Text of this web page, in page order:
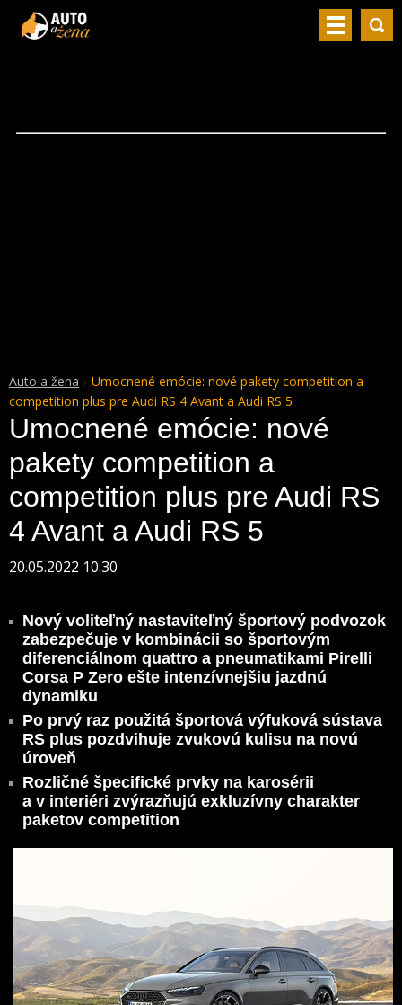
Auto a žena
Umocnené emócie: nové pakety competition a
competition plus pre Audi RS 4 Avant a Audi RS 5
Umocnené emócie: nové
pakety competition a
competition plus pre Audi RS
4 Avant a Audi RS 5
20.05.2022 10:30
Nový voliteľný nastaviteľný športový podvozok
zabezpečuje v kombinácii so športovým
diferenciálnom quattro a pneumatikami Pirelli
Corsa P Zero ešte intenzívnejšiu jazdnú
dynamiku
Po prvý raz použitá športová výfuková sústava
RS plus pozdvihuje zvukovú kulisu na novú
úroveň
Rozličné špecifické prvky na karosérii
a v interiéri zvýrazňujú exkluzívny charakter
paketov competition